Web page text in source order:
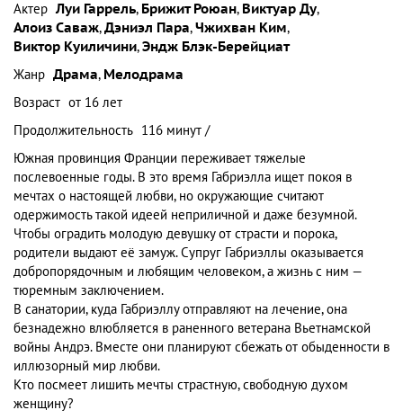
Актер Луи Гаррель, Брижит Роюан, Виктуар Ду,
Алоиз Саваж,Дэниэл Пара,Чжихван Ким,
Виктор Куиличини,Эндж Блэк-Берейциат
Жанр Драма, Мелодрама
Возраст от 16 лет
Продолжительность 116 минут /
Южная провинция Франции переживает тяжелые
послевоенные годы. В это время Габриэлла ищет покоя в
мечтах о настоящей любви, но окружающие считают
одержимость такой идеей неприличной и даже безумной.
Чтобы оградить молодую девушку от страсти и порока,
родители выдают её замуж. Супруг Габриэллы оказывается
добропорядочным и любящим человеком, а жизнь с ним —
тюремным заключением.
В санатории, куда Габриэллу отправляют на лечение, она
безнадежно влюбляется в раненного ветерана Вьетнамской
войны Андрэ. Вместе они планируют сбежать от обыденности в
иллюзорный мир любви.
Кто посмеет лишить мечты страстную, свободную духом
женщину?